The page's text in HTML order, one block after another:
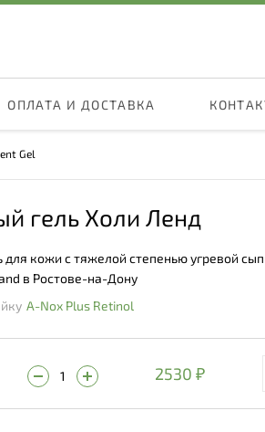
ОПЛАТА И ДОСТАВКА
Gel
гель Холи Ленд
для кожи с тяжелой степенью угревой
в Ростове-на-Дону
A-Nox Plus Retinol
2530 ₽